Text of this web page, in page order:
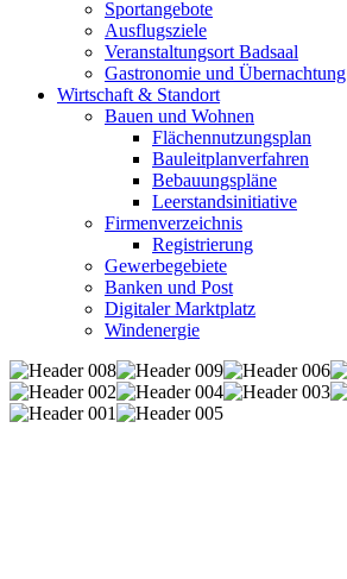
Sportangebote
Ausflugsziele
Veranstaltungsort Badsaal
Gastronomie und Übernachtung
Wirtschaft & Standort
Bauen und Wohnen
Flächennutzungsplan
Bauleitplanverfahren
Bebauungspläne
Leerstandsinitiative
Firmenverzeichnis
Registrierung
Gewerbegebiete
Banken und Post
Digitaler Marktplatz
Windenergie